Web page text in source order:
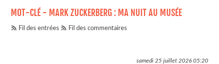
MOT-CLÉ - MARK ZUCKERBERG : MA NUIT AU MUSÉE
Fil des entrées Fil des commentaires
samedi 25 juillet 202605:20